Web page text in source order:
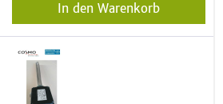
In den Warenkorb